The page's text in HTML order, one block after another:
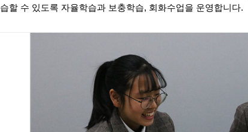
습할 수 있도록 자율학습과 보충학습, 회화수업을 운영합니다.